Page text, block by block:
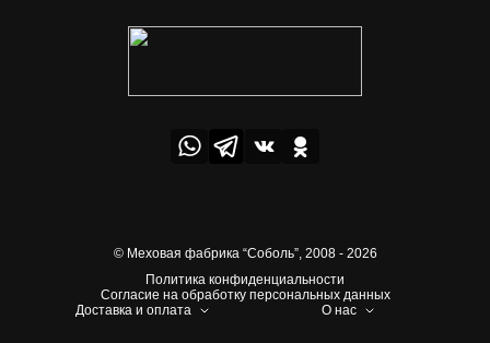
© Меховая фабрика “Соболь”,2008 - 2026
Политика конфиденциальности
Согласие на обработку персональных данных
Доставка и оплата
О нас